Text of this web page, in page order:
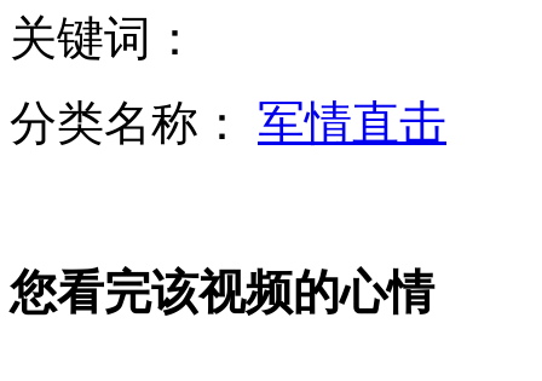
山西水库漏水灾后防疫工作已展开
房屋中介市场猫腻:低价高评藏玄机
关键词：
分类名称： 军情直击
您看完该视频的心情